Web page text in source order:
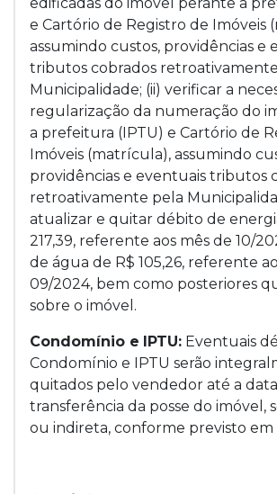
e Cartório de Registro de Imóveis
assumindo custos, providências e
tributos cobrados
Municipalidade; (ii) verificar a
regularização da numeração do
a prefeitura (IPTU) e Cartório de
Imóveis (matrícula), assumindo
providências e eventuais tributos
retroativamente pela
atualizar e quitar débito de
217,39, referente aos mês de 10/
de água de R$ 105,26, referente
09/2024, bem como posteriores
sobre o imóvel.
Condomínio e IPTU: Eventuais
Condomínio e IPTU serão
quitados pelo vendedor até a
transferência da posse do imóvel,
ou indireta, conforme previsto em